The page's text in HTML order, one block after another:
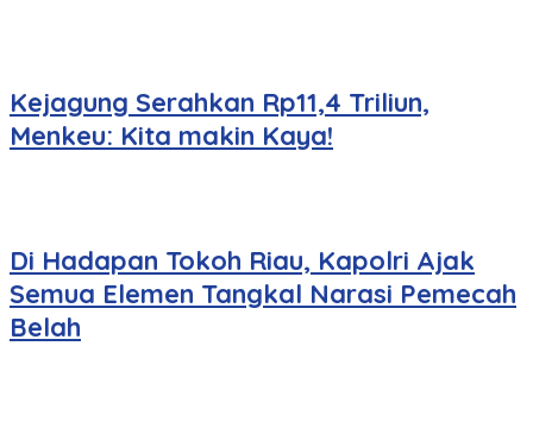
Kejagung Serahkan Rp11,4 Triliun,
Menkeu: Kita makin Kaya!
Di Hadapan Tokoh Riau, Kapolri Ajak
Semua Elemen Tangkal Narasi Pemecah
Belah